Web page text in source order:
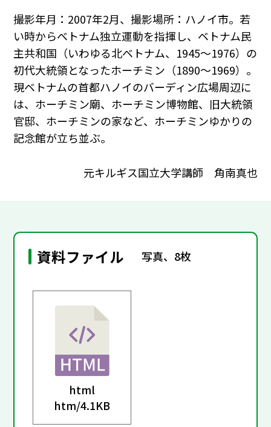
撮影年月：2007年2月、撮影場所：ハノイ市。若
い時からベトナム独立運動を指揮し、ベトナム民
主共和国（いわゆる北ベトナム、1945～1976）の
初代大統領となったホーチミン（1890～1969）。
現ベトナムの首都ハノイのバーディン広場周辺に
は、ホーチミン廟、ホーチミン博物館、旧大統領
官邸、ホーチミンの家など、ホーチミンゆかりの
記念館が立ち並ぶ。
元キルギス国立大学講師 角南真也
資料ファイル 写真、8枚
html
htm/4.1KB